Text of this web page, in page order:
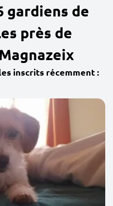
gardiens de
près de
inscrits récemment :